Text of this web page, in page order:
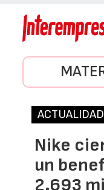
ACTUALIDAD
Nike
un
2.693